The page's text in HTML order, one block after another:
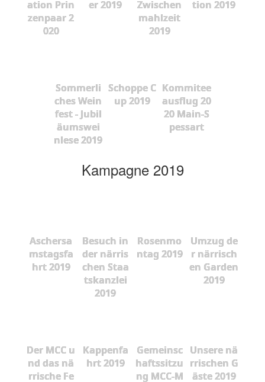
ation Prin
zenpaar 2
020
er 2019
Zwischen
mahlzeit
2019
tion 2019
Sommerli
ches Wein
fest - Jubil
äumswei
nlese 2019
Schoppe C
up 2019
Kommitee
ausflug 20
20 Main-S
pessart
Kampagne 2019
Aschersa
mstagsfa
hrt 2019
Besuch in
der närris
chen Staa
tskanzlei
2019
Rosenmo
ntag 2019
Umzug de
r närrisch
en Garden
2019
Der MCC u
nd das nä
rrische Fe
Kappenfa
hrt 2019
Gemeinsc
haftssitzu
ng MCC-M
Unsere nä
rrischen G
äste 2019